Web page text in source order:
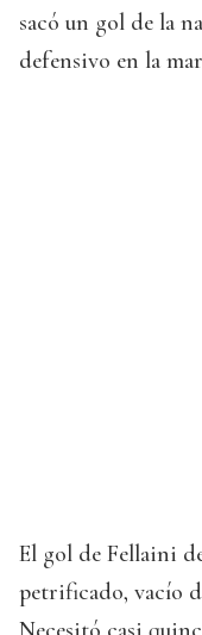
sacó un gol de la
defensivo en la
El gol de Fellaini
petrificado, vacío